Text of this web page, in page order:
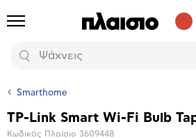
Προϊόντα
Αναζήτηση
Smarthome
Βασικά
TP-Link Smart Wi-Fi Bulb
Κωδικός Πλαίσιο 3609448